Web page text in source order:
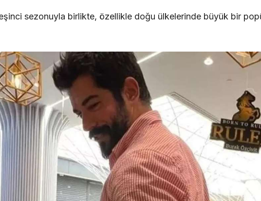
sezonuyla birlikte, özellikle doğu ülkelerinde büyük bir